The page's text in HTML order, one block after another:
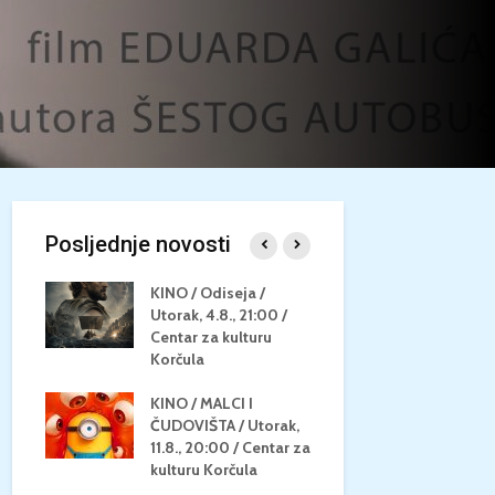
Posljednje novosti
KINO / Odiseja /
Utorak, 4.8., 21:00 /
Centar za kulturu
Korčula
KINO / MALCI I
ČUDOVIŠTA / Utorak,
11.8., 20:00 / Centar za
kulturu Korčula